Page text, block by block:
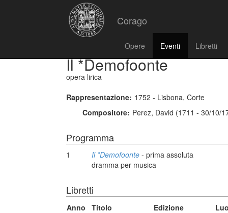
Corago
Opere Eventi Libretti
Il *Demofoonte
opera lirica
Rappresentazione: 1752 - Lisbona, Corte
Compositore: Perez, David (1711 - 30/10/
Programma
1 Il *Demofoonte - prima assoluta
dramma per musica
Libretti
Anno Titolo Edizione